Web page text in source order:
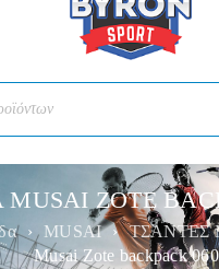
ZOTE
› MUSAI › ΤΣΑΝΤΕΣ
Musai Zote backpack